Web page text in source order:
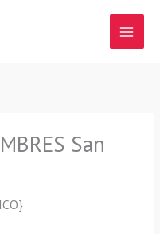
San